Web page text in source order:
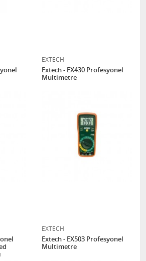
EXTECH
Extech - EX430 Profesyonel
Multimetre
EXTECH
Extech - EX503 Profesyonel
Multimetre